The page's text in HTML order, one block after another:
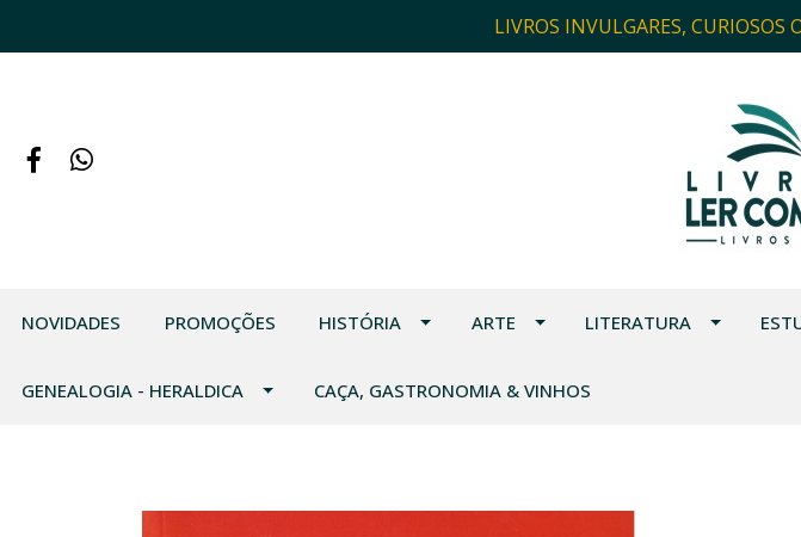
LIVROS INVULGARES, CURIOSOS
NOVIDADES PROMOÇÕES HISTÓRIA ARTE LITERATURA
GENEALOGIA - HERALDICA CAÇA, GASTRONOMIA & VINHOS